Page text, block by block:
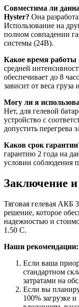
Совместима ли
Hyster? Она
Использование на
полном совпадении
системы (24В).
Какое время работы
средней
обеспечивает до 8
зависит от веса
Могу ли я
Нет, для гелевой
устройство с
допустить перегрева
Каков срок
гарантию 2 года на
условии соблюдения
Заключение
Тяговая гелевая АКБ
решение, которое
надежностью и
1.50 C.
Наши рекомендации:
Если ваша
стандартном
затратами на
Если вы
100% загрузке